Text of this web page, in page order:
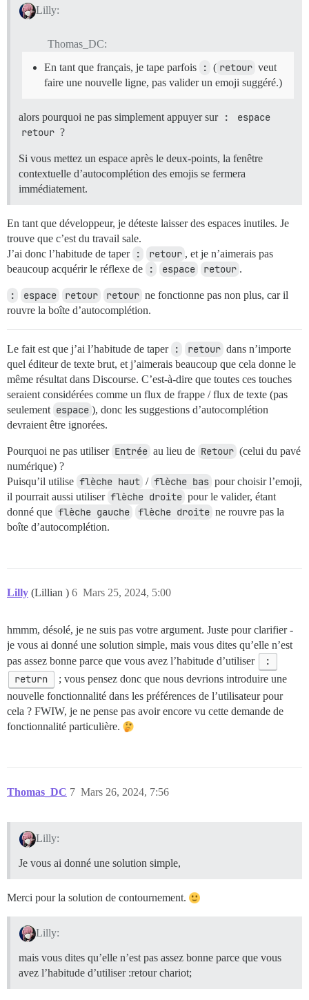
Lilly:
Thomas_DC:
En tant que français, je tape parfois
: ( retour veut
faire une nouvelle ligne, pas valider un emoji suggéré.)
alors pourquoi ne pas simplement appuyer sur :
espace
retour ?
Si vous mettez un espace après le deux-points, la fenêtre
contextuelle d’autocomplétion des emojis se fermera
immédiatement.
En tant que développeur, je déteste laisser des espaces inutiles. Je
trouve que c’est du travail sale.
J’ai donc l’habitude de taper : retour , et je n’aimerais pas
beaucoup acquérir le réflexe de
: espace retour .
: espace retour retour ne fonctionne pas non plus, car il
rouvre la boîte d’autocomplétion.
Le fait est que j’ai l’habitude de taper : retour dans n’importe
quel éditeur de texte brut, et j’aimerais beaucoup que cela donne le
même résultat dans Discourse. C’est-à-dire que toutes ces touches
seraient considérées comme un flux de frappe / flux de texte (pas
seulement espace ), donc les suggestions d’autocomplétion
devraient être ignorées.
Pourquoi ne pas utiliser Entrée au lieu de Retour (celui du pavé
numérique) ?
Puisqu’il utilise flèche haut / flèche bas pour choisir l’emoji,
il pourrait aussi utiliser flèche droite pour le valider, étant
donné que flèche gauche flèche droite ne rouvre pas la
boîte d’autocomplétion.
Lilly (Lillian ) Mars 25, 2024, 5:00
6
hmmm, désolé, je ne suis pas votre argument. Juste pour clarifier -
je vous ai donné une solution simple, mais vous dites qu’elle n’est
pas assez bonne parce que vous avez l’habitude d’utiliser
:
return
; vous pensez donc que nous devrions introduire une
nouvelle fonctionnalité dans les préférences de l’utilisateur pour
cela ? FWIW, je ne pense pas avoir encore vu cette demande de
fonctionnalité particulière.
Thomas_DC Mars 26, 2024, 7:56
7
Lilly:
Je vous ai donné une solution simple,
Merci pour la solution de contournement.
Lilly:
mais vous dites qu’elle n’est pas assez bonne parce que vous
avez l’habitude d’utiliser :retour chariot;